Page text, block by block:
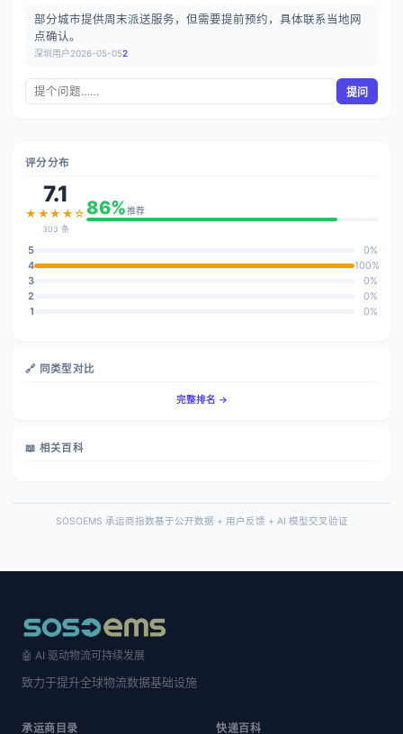
部分城市提供周末派送服务，但需要提前预约，具体联系当地网
点确认。
深圳用户2026-05-052
提问
评分分布
7.1
★★★★☆
303 条
86%推荐
5
0%
4
100%
3
0%
2
0%
1
0%
🔗 同类型对比
完整排名 →
📖 相关百科
SOSOEMS 承运商指数基于公开数据 + 用户反馈 + AI 模型交叉验证
🤖 AI 驱动物流可持续发展
致力于提升全球物流数据基础设施
承运商目录 快递百科